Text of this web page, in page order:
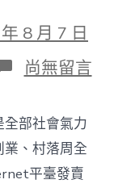
8 月 7 日
在
〈為
落
財
產
復
興
尚無留言
部社會氣力
、村落周全
平臺發賣